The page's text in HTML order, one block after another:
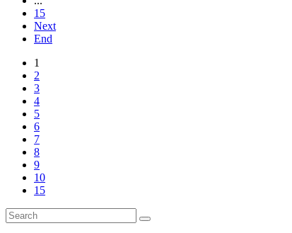
15
Next
End
1
2
3
4
5
6
7
8
9
10
15